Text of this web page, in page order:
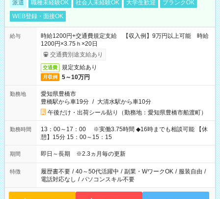
派遣 職種未経験OK 社会人未経験OK 大学生歓迎
ブランクOK
WEB登録・面接OK
給与
時給1200円+交通費規定支給 【収入例】9万円以上可能 時給
1200円×3.75ｈ×20日
交通費別途支給あり
交通費 規定支給あり
月収例 5～10万円
勤務地
愛知県豊橋市
豊橋駅から車19分 / 大清水駅から車10分
午後だけ・出荷シール貼り（勤務地：愛知県豊橋市船渡町）
勤務時間
13：00～17：00 ※実働3.75時間 ◆16時までも相談可能 【休
憩】15分 15：00～15：15
期間 即日～長期 ※2.3ヵ月毎の更新
特徴 履歴書不要 / 40～50代活躍中 / 副業・WワークOK / 服装自由 /
電話対応なし / パソコンスキル不要